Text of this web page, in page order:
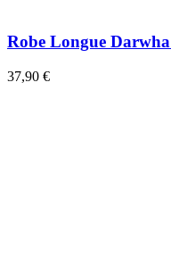
Robe Longue
37,90 €